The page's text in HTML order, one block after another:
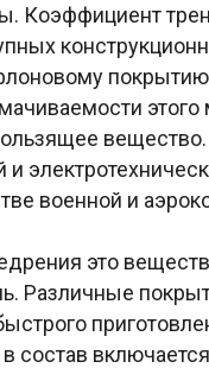
Коэффициент
военной и
это
Различные
состав